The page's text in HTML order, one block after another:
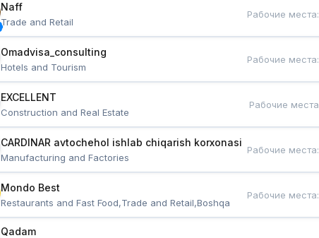
Naff
Trade and Retail
Рабочие места:
Omadvisa_consulting
Hotels and Tourism
Рабочие места:
EXCELLENT
Construction and Real Estate
Рабочие места
CARDINAR avtochehol ishlab chiqarish korxonasi
Manufacturing and Factories
Рабочие места:
Mondo Best
Restaurants and Fast Food,Trade and Retail,Boshqa
Рабочие места:
Qadam